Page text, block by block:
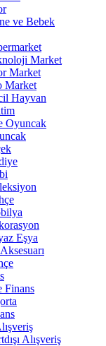
ve Bebek
Market
Market
Market
Hayvan
Oyuncak
Eşya
Finans
Alışveriş